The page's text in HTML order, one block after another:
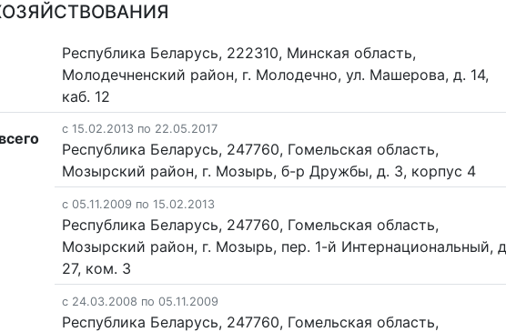
Республика Беларусь, 222310, Минская область,
Молодечненский район, г. Молодечно, ул. Машерова, д. 14,
каб. 12
всего
c 15.02.2013 по 22.05.2017
Республика Беларусь, 247760, Гомельская область,
Мозырский район, г. Мозырь, б-р Дружбы, д. 3, корпус 4
c 05.11.2009 по 15.02.2013
Республика Беларусь, 247760, Гомельская область,
Мозырский район, г. Мозырь, пер. 1-й Интернациональный,
27, ком. 3
c 24.03.2008 по 05.11.2009
Республика Беларусь, 247760, Гомельская область,